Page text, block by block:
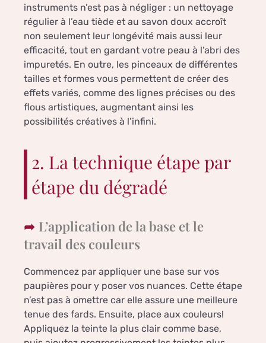
instruments n’est pas à négliger : un nettoyage
régulier à l’eau tiède et au savon doux accroît
non seulement leur longévité mais aussi leur
efficacité, tout en gardant votre peau à l’abri des
impuretés. En outre, les pinceaux de différentes
tailles et formes vous permettent de créer des
effets variés, comme des lignes précises ou des
flous artistiques, augmentant ainsi les
possibilités créatives à l’infini.
2. La technique étape par
étape du dégradé
L’application de la base et le
travail des couleurs
Commencez par appliquer une base sur vos
paupières pour y poser vos nuances. Cette étape
n’est pas à omettre car elle assure une meilleure
tenue des fards. Ensuite, place aux couleurs!
Appliquez la teinte la plus clair comme base,